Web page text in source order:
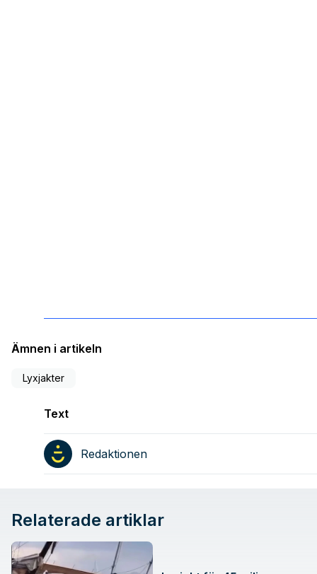
Ämnen i artikeln
Lyxjakter
Text
Redaktionen
Relaterade artiklar